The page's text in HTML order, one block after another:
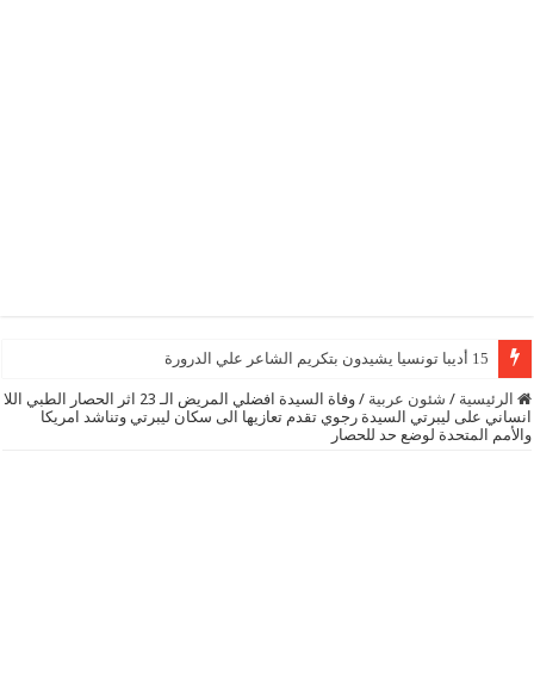
15 أديبا تونسيا يشيدون بتكريم الشاعر علي الدرورة
الرئيسية / شئون عربية /
وفاة السيدة افضلي المريض الـ 23 اثر الحصار الطبي اللا
انساني على ليبرتي السيدة رجوي تقدم تعازيها الى سكان ليبرتي وتناشد امريكا
والأمم المتحدة لوضع حد للحصار